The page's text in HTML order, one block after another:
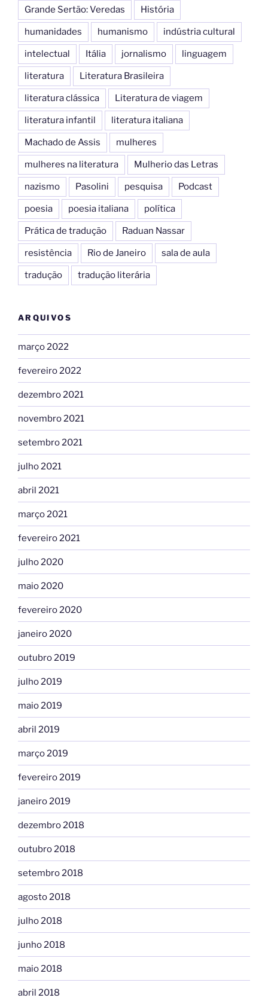
Grande Sertão: Veredas História
humanidades humanismo indústria cultural
intelectual Itália jornalismo linguagem
literatura Literatura Brasileira
literatura clássica Literatura de viagem
literatura infantil literatura italiana
Machado de Assis mulheres
mulheres na literatura Mulherio das Letras
nazismo Pasolini pesquisa Podcast
poesia poesia italiana política
Prática de tradução Raduan Nassar
resistência Rio de Janeiro sala de aula
tradução tradução literária
ARQUIVOS
março 2022
fevereiro 2022
dezembro 2021
novembro 2021
setembro 2021
julho 2021
abril 2021
março 2021
fevereiro 2021
julho 2020
maio 2020
fevereiro 2020
janeiro 2020
outubro 2019
julho 2019
maio 2019
abril 2019
março 2019
fevereiro 2019
janeiro 2019
dezembro 2018
outubro 2018
setembro 2018
agosto 2018
julho 2018
junho 2018
maio 2018
abril 2018